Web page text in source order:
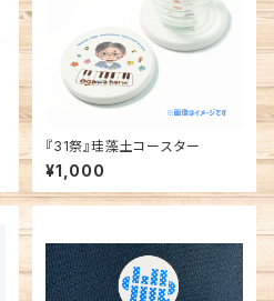
『31祭』珪藻土コースター
¥1,000